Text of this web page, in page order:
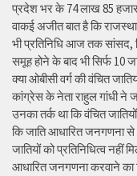
प्रदेश भर के 74 लाख 85 हजार
वाकई अजीत बात है कि
भी प्रतिनिधि आज तक सांसद,
समूह होने के बाद भी सिर्फ 10
क्या ओबीसी वर्ग की वंचित
कांग्रेस के नेता राहुल गांधी ने
उनका तर्क था कि वंचित
कि जाति आधारित जनगणना से
जातियों को प्रतिनिधित्व नहीं
आधारित जनगणना करवाने का